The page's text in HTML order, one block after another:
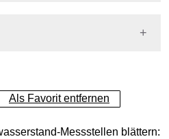
Dynamische Grafik
GW-Stand, tagesaktuell
Hauptgrundwasserleiter
Als Favorit entfernen
Messstellen blättern: